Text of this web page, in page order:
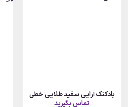
بادکنک آرایی سفید طلایی خطی
تماس بگیرید